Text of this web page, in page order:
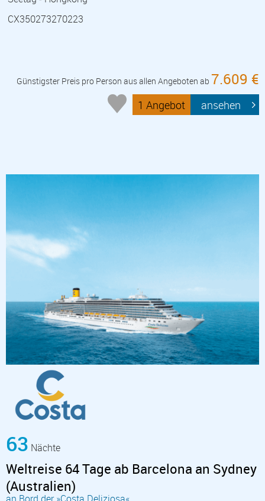
CX350273270223
Günstigster Preis pro Person aus allen Angeboten ab 7.609 €
1 Angebot ansehen
63 Nächte
Weltreise 64 Tage ab Barcelona an Sydney
(Australien)